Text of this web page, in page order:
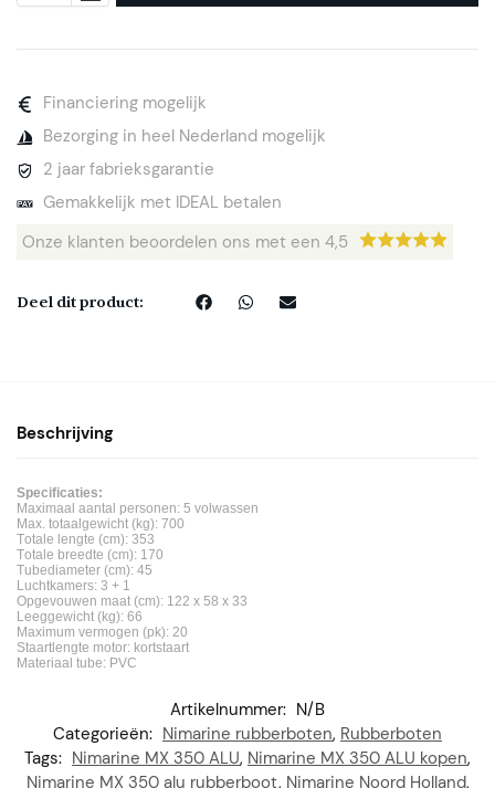
Financiering mogelijk
Bezorging in heel Nederland mogelijk
2 jaar fabrieksgarantie
Gemakkelijk met IDEAL betalen
Onze klanten beoordelen ons met een 4,5
Deel dit product:
Beschrijving
Specificaties:
Maximaal aantal personen: 5 volwassen
Max. totaalgewicht (kg): 700
Totale lengte (cm): 353
Totale breedte (cm): 170
Tubediameter (cm): 45
Luchtkamers: 3 + 1
Opgevouwen maat (cm): 122 x 58 x 33
Leeggewicht (kg): 66
Maximum vermogen (pk): 20
Staartlengte motor: kortstaart
Materiaal tube: PVC
Artikelnummer: N/B
Categorieën: Nimarine rubberboten, Rubberboten
Tags: Nimarine MX 350 ALU, Nimarine MX 350 ALU kopen,
Nimarine MX 350 alu rubberboot, Nimarine Noord Holland,